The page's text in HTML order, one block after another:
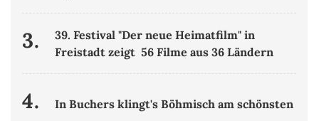
3.
39. Festival "Der neue Heimatfilm" in
Freistadt zeigt 56 Filme aus 36 Ländern
4. In Buchers klingt's Böhmisch am schönsten